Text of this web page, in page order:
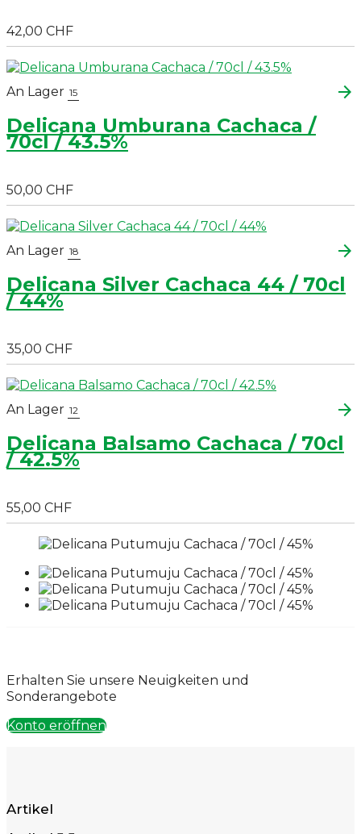
42,00 CHF
An Lager 15 arrow_forward
Delicana Umburana Cachaca /
70cl / 43.5%
50,00 CHF
An Lager 18 arrow_forward
Delicana Silver Cachaca 44 / 70cl
/ 44%
35,00 CHF
An Lager 12 arrow_forward
Delicana Balsamo Cachaca / 70cl
/ 42.5%
55,00 CHF
Erhalten Sie unsere Neuigkeiten und
Sonderangebote
Konto eröffnen
Artikel